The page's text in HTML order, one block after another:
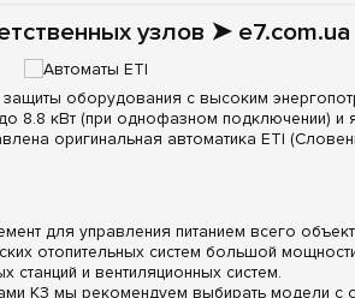
узлов ➤ e7.com.ua
оборудования с высоким
8.8 кВт (при однофазном подключении)
оригинальная автоматика ETI
для управления питанием всего
отопительных систем большой
станций и вентиляционных систем.
КЗ мы рекомендуем выбирать модели с